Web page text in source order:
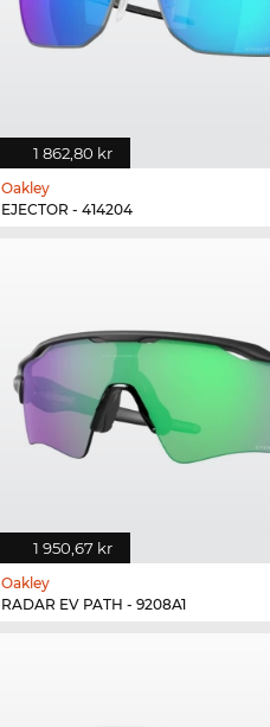
1 862,80 kr
Oakley
EJECTOR - 414204
1 950,67 kr
Oakley
RADAR EV PATH - 9208A1